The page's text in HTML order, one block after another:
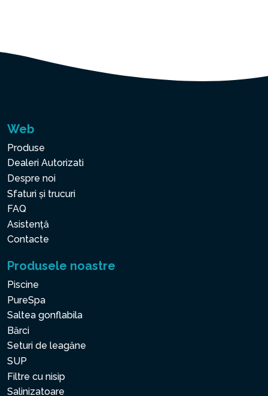
Web
Produse
Dealeri Autorizati
Despre noi
Sfaturi și trucuri
FAQ
Asistență
Contacte
Produsele noastre
Piscine
PureSpa
Saltea gonflabila
Bărci
Seturi de leagăne
SUP
Filtre cu nisip
Salinizatoare